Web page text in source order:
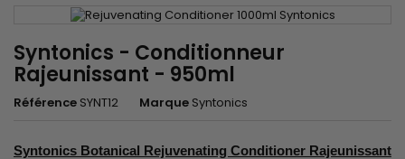
Syntonics - Conditionneur
Rajeunissant - 950ml
Référence SYNT12 Marque Syntonics
Syntonics Botanical Rejuvenating Conditioner Rajeunissant